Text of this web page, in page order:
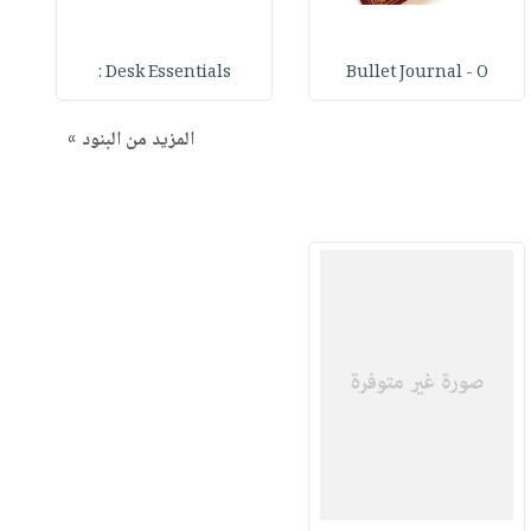
Bullet Journal - O
Desk Essentials :
المزيد من البنود »